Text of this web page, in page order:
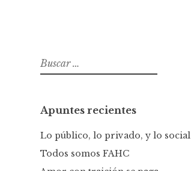
B
u
a
r
Apuntes recientes
Lo público, lo privado, y lo social
Todos somos FAHC